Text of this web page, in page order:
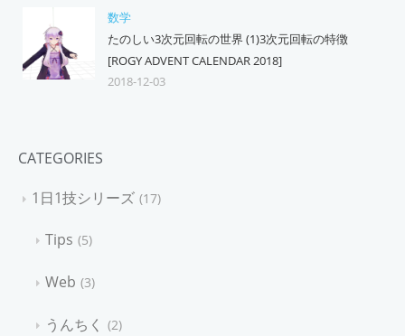
数学
たのしい3次元回転の世界 (1)3次元回転の特徴
[ROGY ADVENT CALENDAR 2018]
2018-12-03
CATEGORIES
1日1技シリーズ 17
Tips 5
Web 3
うんちく 2